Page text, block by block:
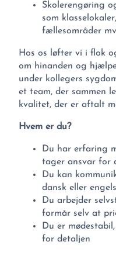
Skolerengøring
som
fællesområder
Hos os løfter vi i flok
om hinanden og
under kollegers
et team, der sammen
kvalitet, der er aftalt
Hvem er du?
Du har erfaring
tager ansvar for
Du kan
dansk eller
Du arbejder
formår selv at
Du er
for detaljen